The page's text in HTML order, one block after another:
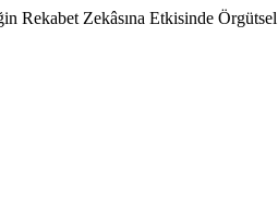
Rekabet Zekâsına Etkisinde